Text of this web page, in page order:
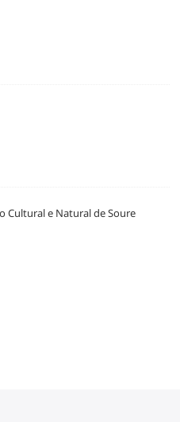
Cultural e Natural de Soure